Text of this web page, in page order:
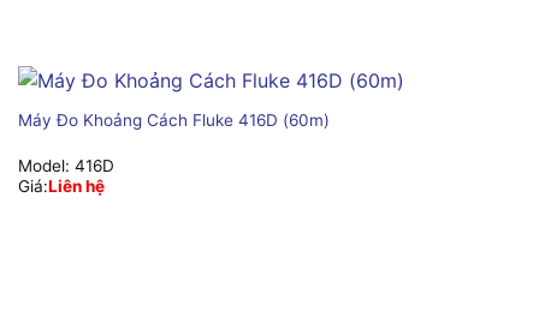
Máy Đo Khoảng Cách Fluke 416D (60m)
Model: 416D
Giá:Liên hệ